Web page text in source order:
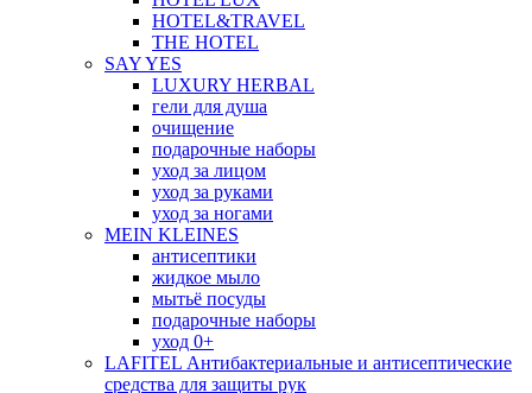
HOTEL&TRAVEL
THE HOTEL
SAY YES
LUXURY HERBAL
гели для душа
очищение
подарочные наборы
уход за лицом
уход за руками
уход за ногами
MEIN KLEINES
антисептики
жидкое мыло
мытьё посуды
подарочные наборы
уход 0+
LAFITEL Антибактериальные и антисептические
средства для защиты рук